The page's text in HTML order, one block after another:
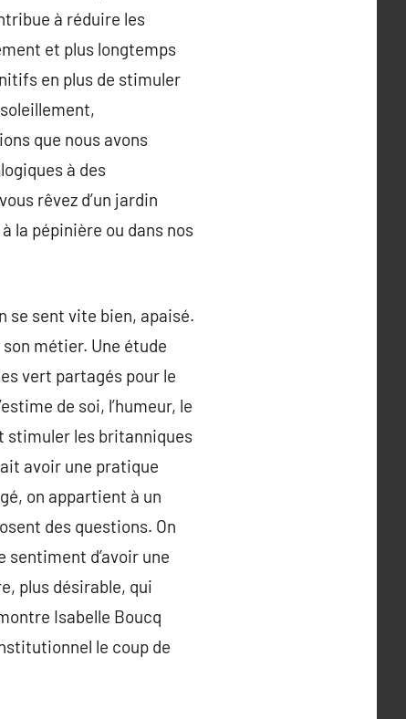
à réduire les
et plus longtemps
en plus de stimuler
que nous avons
à des
rêvez d’un jardin
la pépinière ou dans nos
se sent vite bien, apaisé.
métier. Une étude
vert partagés pour le
de soi, l’humeur, le
stimuler les britanniques
avoir une pratique
on appartient à un
des questions. On
sentiment d’avoir une
plus désirable, qui
Isabelle Boucq
le coup de